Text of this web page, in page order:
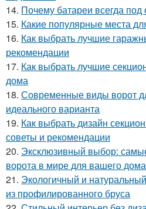
14. Почему батареи всегда под
15. Какие популярные места
16. Как выбрать лучшие
рекомендации
17. Как выбрать лучшие
дома
18. Современные виды ворот
идеального варианта
19. Как выбрать дизайн
советы и рекомендации
20. Эксклюзивный выбор:
ворота в мире для вашего дома
21. Экологичный и
из профилированного бруса